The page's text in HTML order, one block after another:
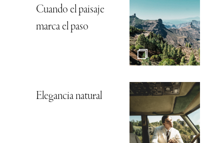
Cuando el paisaje
marca el paso
Elegancia natural